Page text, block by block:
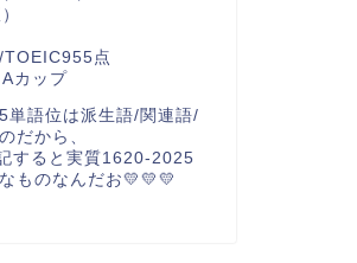
TOEIC955点
カップ
単語位は派生語/関連語/
だから、
すると実質1620-2025
ものなんだお💛💛💛